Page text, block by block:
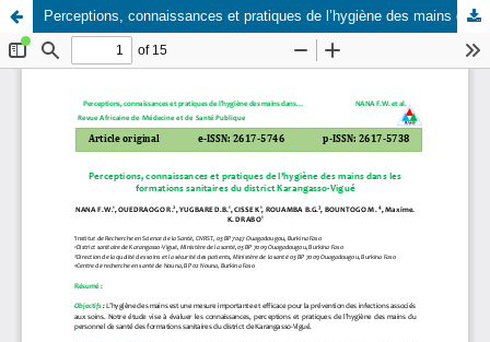
Perceptions, connaissances et pratiques de l’hygiène des mains dans les formations sanitaires du district Karangasso-Vigué